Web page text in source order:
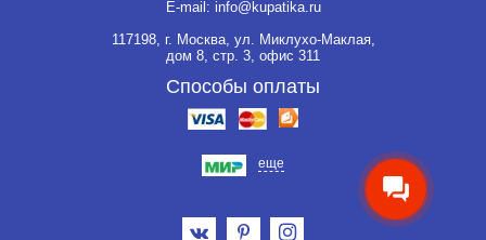
E-mail: info@kupatika.ru
117198, г. Москва, ул. Миклухо-Маклая,
дом 8, стр. 3, офис 311
Способы оплаты
еще